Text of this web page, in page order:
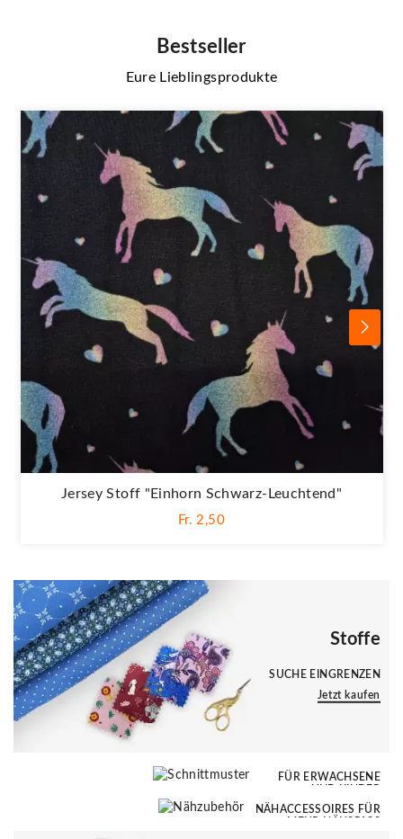
Bestseller
Eure Lieblingsprodukte
Jersey Stoff "Einhorn Schwarz-Leuchtend"
Fr. 2,50
Stoffe
SUCHE EINGRENZEN
Jetzt kaufen
FÜR ERWACHSENE
Jetzt kaufen
Nähzubehör
NÄHACCESSOIRES FÜR